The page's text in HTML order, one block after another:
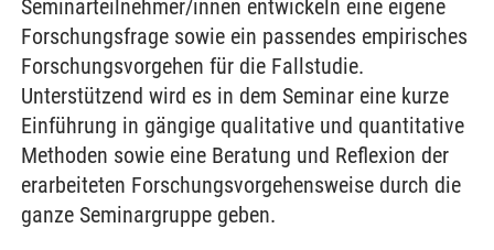
Seminarteilnehmer/innen entwickeln eine eigene
Forschungsfrage sowie ein passendes empirisches
Forschungsvorgehen für die Fallstudie.
Unterstützend wird es in dem Seminar eine kurze
Einführung in gängige qualitative und quantitative
Methoden sowie eine Beratung und Reflexion der
erarbeiteten Forschungsvorgehensweise durch die
ganze Seminargruppe geben.